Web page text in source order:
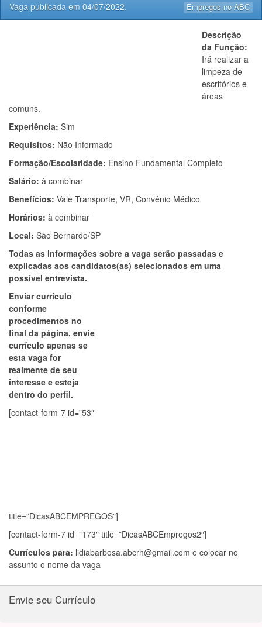
Empregos no ABC
Vaga publicada em 04/07/2022.
Descrição
da Função:
Irá realizar a
limpeza de
escritórios e
áreas
comuns.
Experiência: Sim
Requisitos: Não Informado
Formação/Escolaridade: Ensino Fundamental Completo
Salário: à combinar
Benefícios: Vale Transporte, VR, Convênio Médico
Horários: à combinar
Local: São Bernardo/SP
Todas as informações sobre a vaga serão passadas e
explicadas aos candidatos(as) selecionados em uma
possível entrevista.
Enviar currículo
conforme
procedimentos no
final da página, envie
currículo apenas se
esta vaga for
realmente de seu
interesse e esteja
dentro do perfil.
[contact-form-7 id=”53″
title=”DicasABCEMPREGOS”]
[contact-form-7 id=”173″ title=”DicasABCEmpregos2″]
Currículos para: lidiabarbosa.abcrh@gmail.com e colocar no
assunto o nome da vaga
Envie seu Currículo